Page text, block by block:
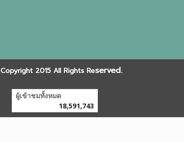
Copyright 2015 All Rights Reserved.
ผู้เข้าชมทั้งหมด
18,591,743